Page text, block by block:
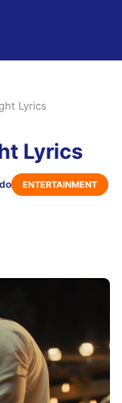
Lyrics
Lyrics
ENTERTAINMENT